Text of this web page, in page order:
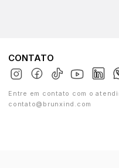
CONTATO
Entre em contato com o
contato@brunxind.com